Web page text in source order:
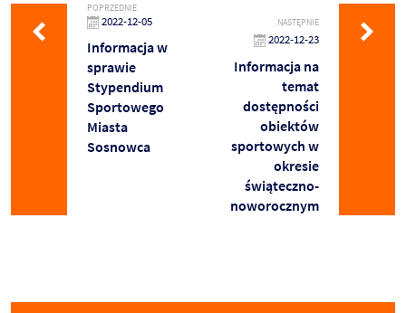
POPRZEDNIE
2022-12-05
Informacja w
sprawie
Stypendium
Sportowego
Miasta
Sosnowca
NASTĘPNIE
2022-12-23
Informacja na
temat
dostępności
obiektów
sportowych w
okresie
świąteczno-
noworocznym